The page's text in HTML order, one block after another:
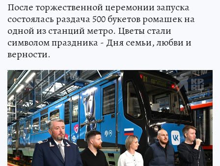
После торжественной церемонии запуска
состоялась раздача 500 букетов ромашек на
одной из станций метро. Цветы стали
символом праздника - Дня семьи, любви и
верности.